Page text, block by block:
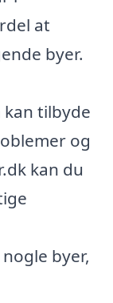
at
byer.
tilbyde
og
kan du
byer,